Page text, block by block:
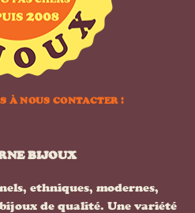
À NOUS CONTACTER !
BIJOUX
ethniques, modernes,
de qualité. Une variété